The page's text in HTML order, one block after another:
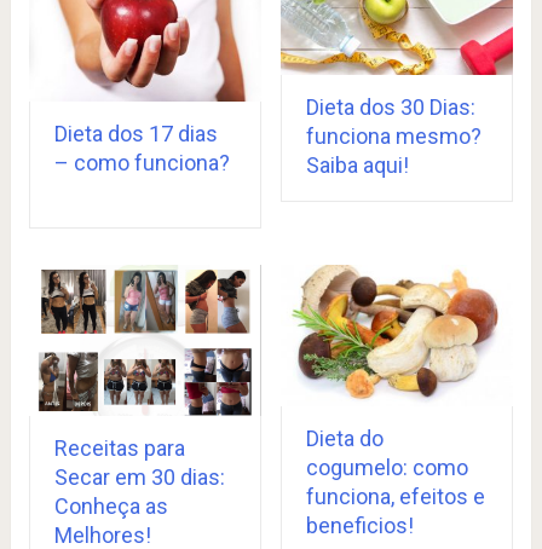
Dieta dos 17 dias
– como funciona?
Dieta dos 30 Dias:
funciona mesmo?
Saiba aqui!
Receitas para
Secar em 30 dias:
Conheça as
Melhores!
Dieta do
cogumelo: como
funciona, efeitos e
beneficios!